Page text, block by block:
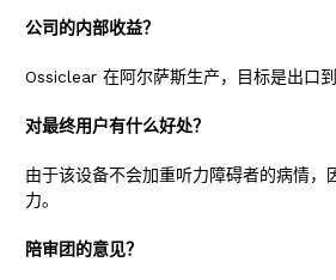
公司的内部收益？
Ossiclear 在阿尔萨斯生产，目标是出口到
对最终用户有什么好处？
由于该设备不会加重听力障碍者的病情，
力。
陪审团的意见？